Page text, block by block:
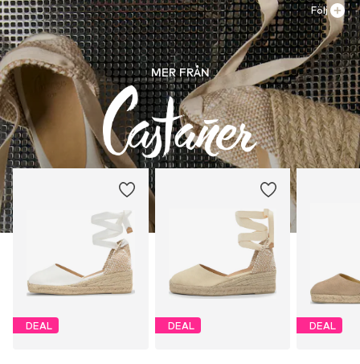
MER FRÅN
DEAL DEAL DEAL
Följ